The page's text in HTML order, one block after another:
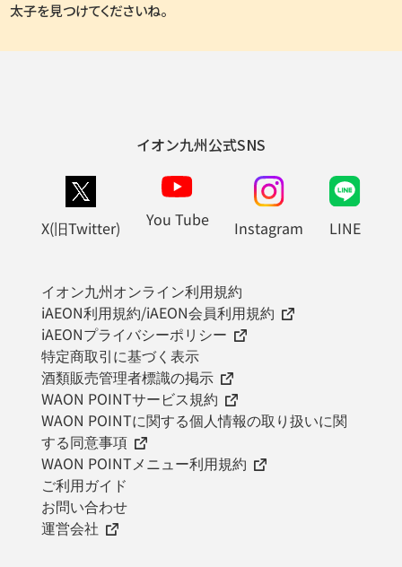
太子を見つけてくださいね。
イオン九州公式SNS
X(旧Twitter) You Tube Instagram LINE
イオン九州オンライン利用規約
iAEON利用規約/iAEON会員利用規約
iAEONプライバシーポリシー
特定商取引に基づく表示
酒類販売管理者標識の掲示
WAON POINTサービス規約
WAON POINTに関する個人情報の取り扱いに関
する同意事項
WAON POINTメニュー利用規約
ご利用ガイド
お問い合わせ
運営会社